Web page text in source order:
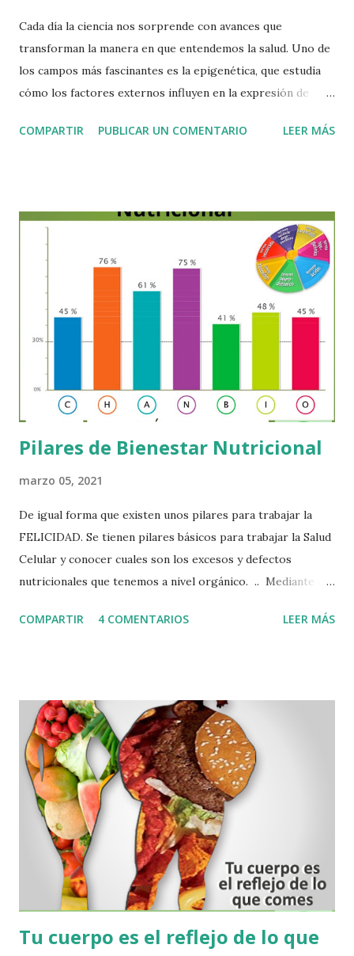
Cada día la ciencia nos sorprende con avances que
transforman la manera en que entendemos la salud. Uno de
los campos más fascinantes es la epigenética, que estudia
cómo los factores externos influyen en la expresión de
solo entre un 5 y 10 % de nuestra salud depende de la
plano” de nuestro organismo, el medio ambiente es el que
decide en gran medida cómo se expresan. La epigenética
analiza precisamente esto: Cómo los genes se activan o
desactivan en diferentes etapas de la vida. La influencia de la
alimentación, los factores emocionales y los agentes
ambientales en la expresión genética. Conocer con
precisión estos factores nos otorga un enorme poder:
Modificando nuestros hábitos y nuestro entorn...
COMPARTIR PUBLICAR UN COMENTARIO LEER MÁS
Pilares de Bienestar Nutricional
marzo 05, 2021
De igual forma que existen unos pilares para trabajar la
FELICIDAD. Se tienen pilares básicos para trabajar la Salud
Celular y conocer cuales son los excesos y defectos
nutricionales que tenemos a nivel orgánico. .. Mediante el
han seguido patrones, clínicos, experimentales en sinergia
conocer edos excesos y defectos nutricionales que generan
los hábitos alimentarios de una persona. .. Ahora bien,
hoy gracias a la tecnología podemos acceder de una manera
fácil y cómoda desde la tranquilidad de su hogar, a
este cuestionario de su PERFIL BIONUTRICIONAL y
recibir un resultado que se refleja en un Histograma
detallado, en donde muestra cómo evoluciona
metabólicamente su organismo, y cuáles son las afecciones
más direc...
COMPARTIR 4 COMENTARIOS LEER MÁS
Tu cuerpo es el reflejo de lo que